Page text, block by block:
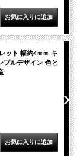
ット 幅約4mm キ
プルデザイン 色と